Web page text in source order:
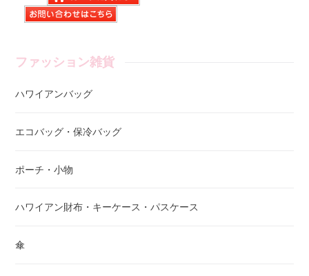
ファッション雑貨
ハワイアンバッグ
エコバッグ・保冷バッグ
ポーチ・小物
ハワイアン財布・キーケース・パスケース
傘